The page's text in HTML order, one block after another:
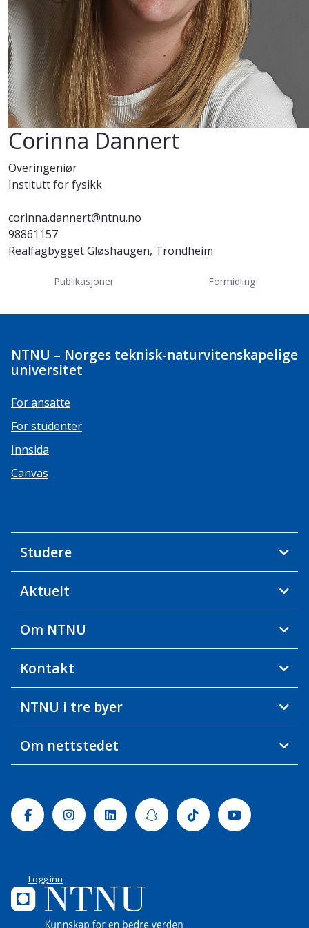
Corinna Dannert
Overingeniør
Institutt for fysikk
corinna.dannert@ntnu.no
98861157
Realfagbygget Gløshaugen, Trondheim
Publikasjoner Formidling
NTNU – Norges teknisk-naturvitenskapelige
universitet
For ansatte
For studenter
Innsida
Canvas
Studere
Aktuelt
Om NTNU
Kontakt
NTNU i tre byer
Om nettstedet
FacebookInstagramLinkedinSnapchatTiktok Youtube
Logg inn